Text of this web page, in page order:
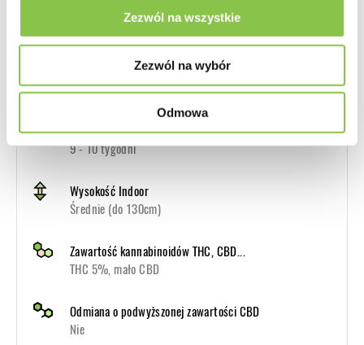
Zezwól na wszystkie
Zezwól na wybór
Odmowa
Przeznaczenie
Odmiana Autoflowering na Indoor i Outdoor
maksymalny (550g-650g/m2 Indoor)
Czas kwitnienia
9 - 10 tygodni
Wysokość Indoor
Średnie (do 130cm)
Zawartość kannabinoidów THC, CBD...
THC 5%, mało CBD
Odmiana o podwyższonej zawartości CBD
Nie